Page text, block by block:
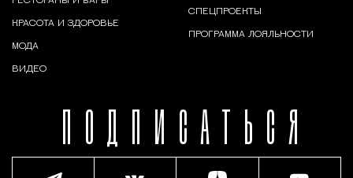
ПОДПИСАТЬСЯ
КРАСОТА И ЗДОРОВЬЕ
МОДА
ВИДЕО
СПЕЦПРОЕКТЫ
ПРОГРАММА ЛОЯЛЬНОСТИ